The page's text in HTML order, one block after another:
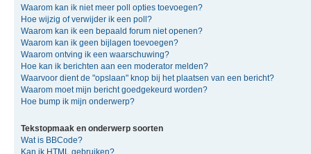
Waarom kan ik niet meer poll opties toevoegen?
Hoe wijzig of verwijder ik een poll?
Waarom kan ik een bepaald forum niet openen?
Waarom kan ik geen bijlagen toevoegen?
Waarom ontving ik een waarschuwing?
Hoe kan ik berichten aan een moderator melden?
Waarvoor dient de "opslaan" knop bij het plaatsen van een bericht?
Waarom moet mijn bericht goedgekeurd worden?
Hoe bump ik mijn onderwerp?
Tekstopmaak en onderwerp soorten
Wat is BBCode?
Kan ik HTML gebruiken?